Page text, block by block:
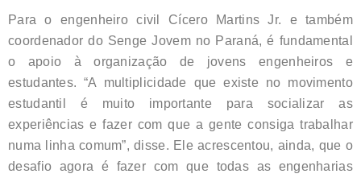
Para o engenheiro civil Cícero Martins Jr. e também
coordenador do Senge Jovem no Paraná, é fundamental
o apoio à organização de jovens engenheiros e
estudantes. “A multiplicidade que existe no movimento
estudantil é muito importante para socializar as
experiências e fazer com que a gente consiga trabalhar
numa linha comum”, disse. Ele acrescentou, ainda, que o
desafio agora é fazer com que todas as engenharias